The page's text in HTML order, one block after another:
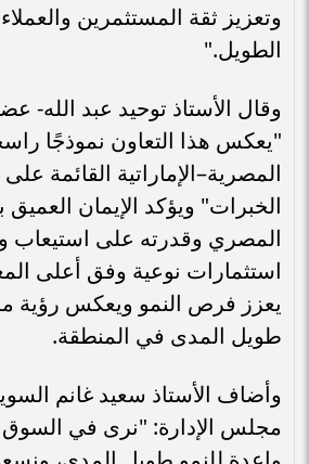
وتعزيز ثقة المستثمرين
الطويل."
وقال الأستاذ توحيد عبد الله-
"يعكس هذا التعاون نموذجًا
المصرية–الإماراتية القائمة على
الخبرات" ويؤكد الإيمان
المصري وقدرته على استيعاب
استثمارات نوعية وفق أعلى
يعزز فرص النمو ويعكس رؤية
طويل المدى في المنطقة.
وأضاف الأستاذ سعيد غانم
مجلس الإدارة: "نرى في